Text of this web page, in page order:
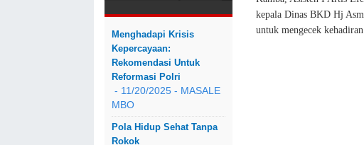
Menghadapi Krisis
Kepercayaan:
Rekomendasi Untuk
Reformasi Polri
- 11/20/2025 - MASALE
MBO
Pola Hidup Sehat Tanpa
Rokok
kepala Dinas BKD Hj
untuk mengecek